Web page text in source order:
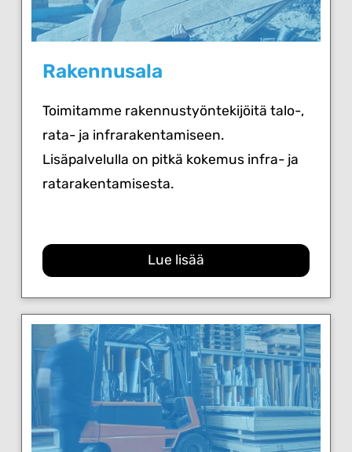
Rakennusala
Toimitamme rakennustyöntekijöitä talo-,
rata- ja infrarakentamiseen.
Lisäpalvelulla on pitkä kokemus infra- ja
ratarakentamisesta.
Lue lisää